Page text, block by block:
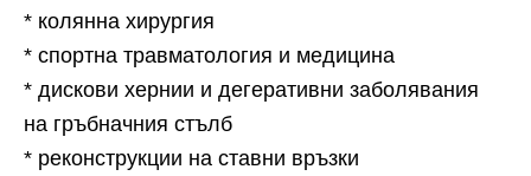
* колянна хирургия
* спортна травматология и медицина
* дискови хернии и дегеративни заболявания
на гръбначния стълб
* реконструкции на ставни връзки